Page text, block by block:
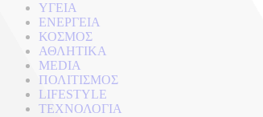
ΥΓΕΙΑ
ΕΝΕΡΓΕΙΑ
ΚΟΣΜΟΣ
ΑΘΛΗΤΙΚΑ
MEDIA
ΠΟΛΙΤΙΣΜΟΣ
LIFESTYLE
ΤΕΧΝΟΛΟΓΙΑ